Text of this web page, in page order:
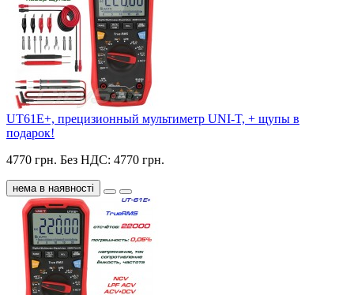
UT61E+, прецизионный мультиметр UNI-T, + щупы в
подарок!
4770 грн. Без НДС: 4770 грн.
нема в наявності